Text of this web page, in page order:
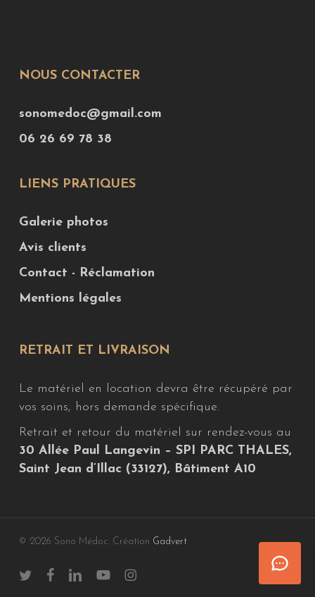
NOUS CONTACTER
sonomedoc@gmail.com
06 26 69 78 38
LIENS PRATIQUES
Galerie photos
Avis clients
Contact - Réclamation
Mentions légales
RETRAIT ET LIVRAISON
Le matériel en location devra être récupéré par
vos soins, hors demande spécifique.
Retrait et retour du matériel sur rendez-vous au
30 Allée Paul Langevin – SPI PARC THALES,
Saint Jean d’Illac (33127), Bâtiment A10
© 2026 Sono Médoc. Création Gadvert
twitter facebooklinkedinyoutubeinstagram